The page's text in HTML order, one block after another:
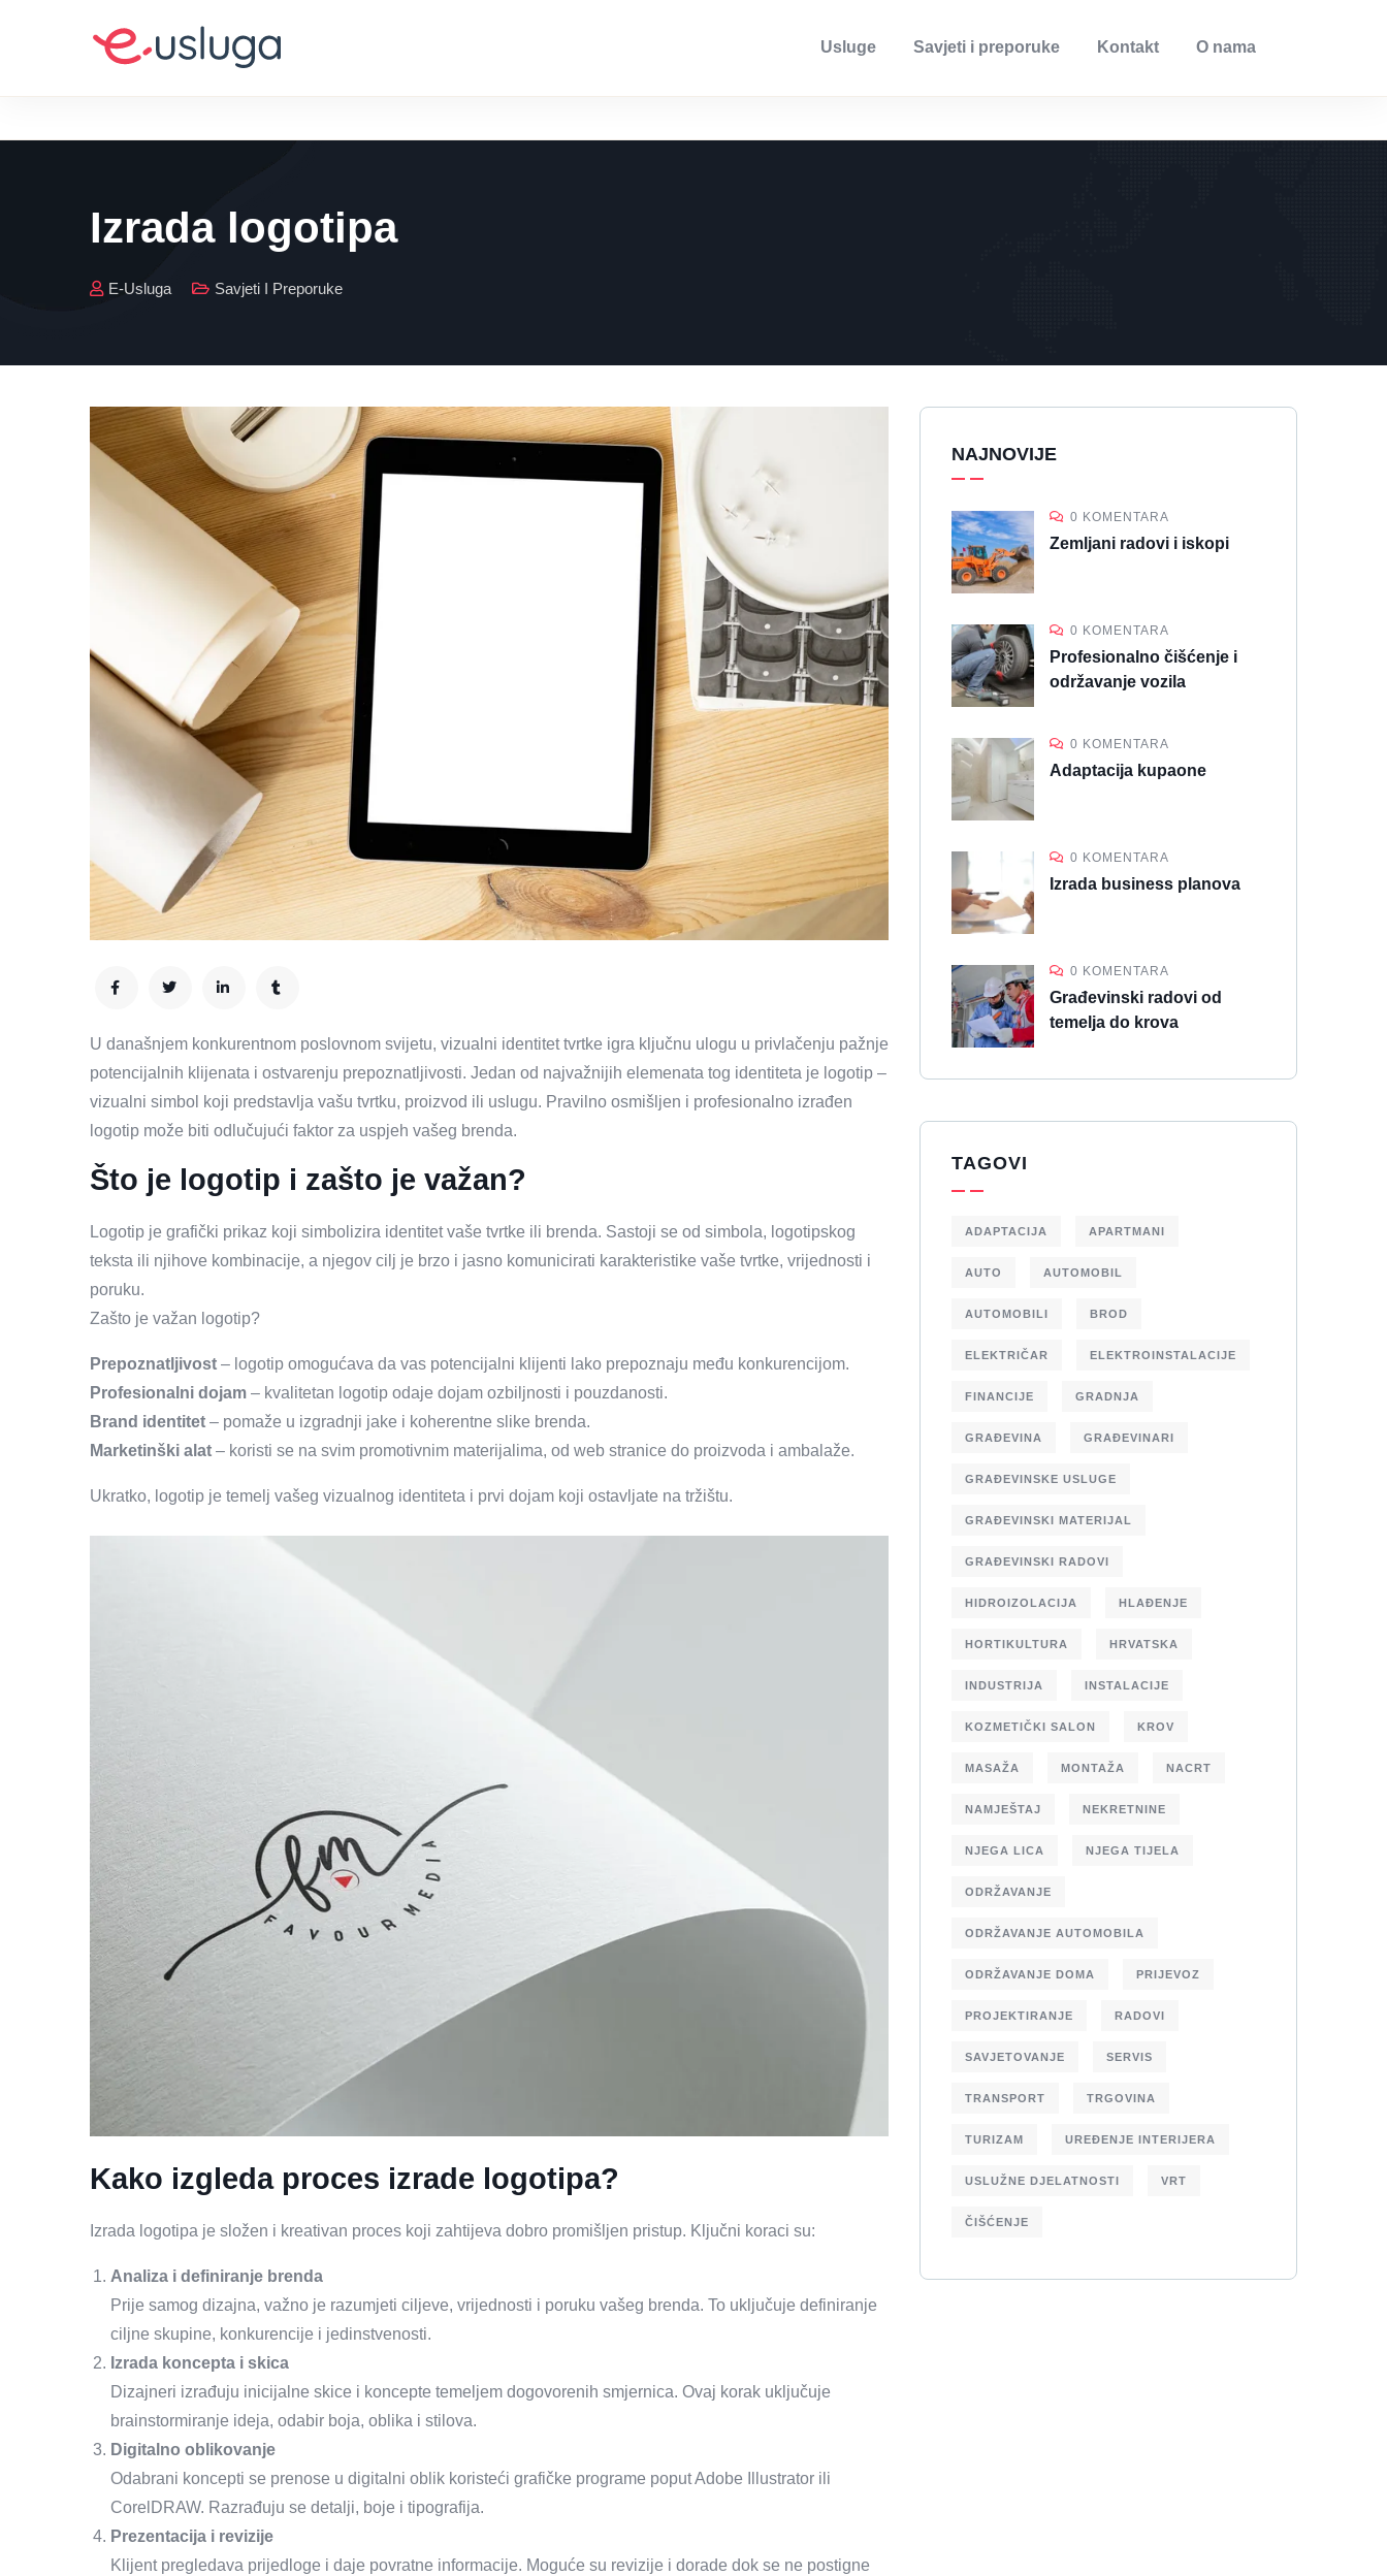
Usluge Savjeti i preporuke Kontakt O nama
Izrada logotipa
E-Usluga Savjeti I Preporuke
U današnjem konkurentnom poslovnom svijetu, vizualni identitet tvrtke igra ključnu ulogu u privlačenju pažnje
potencijalnih klijenata i ostvarenju prepoznatljivosti. Jedan od najvažnijih elemenata tog identiteta je logotip –
vizualni simbol koji predstavlja vašu tvrtku, proizvod ili uslugu. Pravilno osmišljen i profesionalno izrađen
logotip može biti odlučujući faktor za uspjeh vašeg brenda.
Što je logotip i zašto je važan?
Logotip je grafički prikaz koji simbolizira identitet vaše tvrtke ili brenda. Sastoji se od simbola, logotipskog
teksta ili njihove kombinacije, a njegov cilj je brzo i jasno komunicirati karakteristike vaše tvrtke, vrijednosti i
poruku.
Zašto je važan logotip?
Prepoznatljivost – logotip omogućava da vas potencijalni klijenti lako prepoznaju među konkurencijom.
Profesionalni dojam – kvalitetan logotip odaje dojam ozbiljnosti i pouzdanosti.
Brand identitet – pomaže u izgradnji jake i koherentne slike brenda.
Marketinški alat – koristi se na svim promotivnim materijalima, od web stranice do proizvoda i ambalaže.
Ukratko, logotip je temelj vašeg vizualnog identiteta i prvi dojam koji ostavljate na tržištu.
Kako izgleda proces izrade logotipa?
Izrada logotipa je složen i kreativan proces koji zahtijeva dobro promišljen pristup. Ključni koraci su:
Analiza i definiranje brenda
Prije samog dizajna, važno je razumjeti ciljeve, vrijednosti i poruku vašeg brenda. To uključuje definiranje
ciljne skupine, konkurencije i jedinstvenosti.
Izrada koncepta i skica
Dizajneri izrađuju inicijalne skice i koncepte temeljem dogovorenih smjernica. Ovaj korak uključuje
brainstormiranje ideja, odabir boja, oblika i stilova.
Digitalno oblikovanje
Odabrani koncepti se prenose u digitalni oblik koristeći grafičke programe poput Adobe Illustrator ili
CorelDRAW. Razrađuju se detalji, boje i tipografija.
Prezentacija i revizije
Klijent pregledava prijedloge i daje povratne informacije. Moguće su revizije i dorade dok se ne postigne
NAJNOVIJE
0 KOMENTARA
Zemljani radovi i iskopi
0 KOMENTARA
Profesionalno čišćenje i
održavanje vozila
0 KOMENTARA
Adaptacija kupaone
0 KOMENTARA
Izrada business planova
0 KOMENTARA
Građevinski radovi od
temelja do krova
TAGOVI
ADAPTACIJA APARTMANI
AUTO AUTOMOBIL
AUTOMOBILI BROD
ELEKTRIČAR ELEKTROINSTALACIJE
FINANCIJE GRADNJA
GRAĐEVINA GRAĐEVINARI
GRAĐEVINSKE USLUGE
GRAĐEVINSKI MATERIJAL
GRAĐEVINSKI RADOVI
HIDROIZOLACIJA HLAĐENJE
HORTIKULTURA HRVATSKA
INDUSTRIJA INSTALACIJE
KOZMETIČKI SALON KROV
MASAŽA MONTAŽA NACRT
NAMJEŠTAJ NEKRETNINE
NJEGA LICA NJEGA TIJELA
ODRŽAVANJE
ODRŽAVANJE AUTOMOBILA
ODRŽAVANJE DOMA PRIJEVOZ
PROJEKTIRANJE RADOVI
SAVJETOVANJE SERVIS
TRANSPORT TRGOVINA
TURIZAM UREĐENJE INTERIJERA
USLUŽNE DJELATNOSTI VRT
ČIŠĆENJE